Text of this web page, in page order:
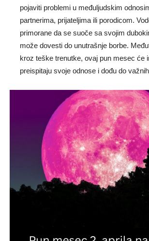
pojaviti problemi u međuljudskim
partnerima, prijateljima ili porodicom.
primorane da se suoče sa svojim
može dovesti do unutrašnje borbe.
kroz teške trenutke, ovaj pun mesec će
preispitaju svoje odnose i dođu do